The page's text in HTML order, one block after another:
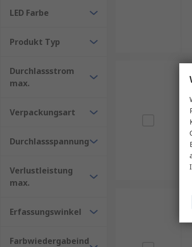
LED Farbe
Produkt Typ
Durchlassstrom
max.
Verpackungsart
Durchlassspannung
Verlustleistung
max.
Erfassungswinkel
Farbwiedergabeind